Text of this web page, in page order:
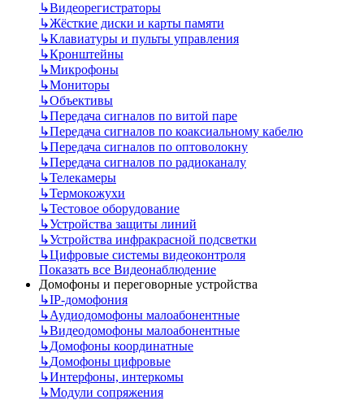
↳Видеорегистраторы
↳Жёсткие диски и карты памяти
↳Клавиатуры и пульты управления
↳Кронштейны
↳Микрофоны
↳Мониторы
↳Объективы
↳Передача сигналов по витой паре
↳Передача сигналов по коаксиальному кабелю
↳Передача сигналов по оптоволокну
↳Передача сигналов по радиоканалу
↳Телекамеры
↳Термокожухи
↳Тестовое оборудование
↳Устройства защиты линий
↳Устройства инфракрасной подсветки
↳Цифровые системы видеоконтроля
Показать все Видеонаблюдение
Домофоны и переговорные устройства
↳IP-домофония
↳Аудиодомофоны малоабонентные
↳Видеодомофоны малоабонентные
↳Домофоны координатные
↳Домофоны цифровые
↳Интерфоны, интеркомы
↳Модули сопряжения